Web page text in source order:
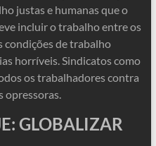
justas e humanas que o
incluir o trabalho entre os
condições de trabalho
horríveis. Sindicatos como
os trabalhadores contra
opressoras.
GLOBALIZAR